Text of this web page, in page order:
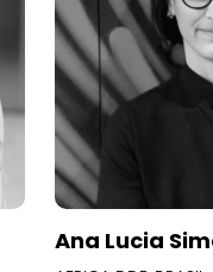
Ana Lucia